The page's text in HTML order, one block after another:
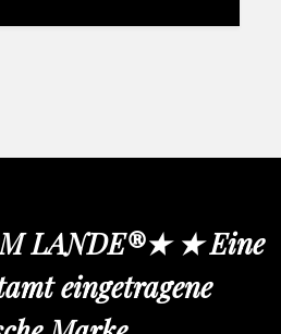
LANDE®★ ★ Eine
eingetragene